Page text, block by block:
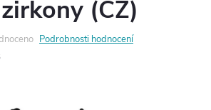
(CZ)
Podrobnosti hodnocení